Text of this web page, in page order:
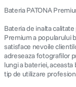
Bateria PATONA
Bateria de inalta
Premium a popularului
satisface nevoile
adreseaza fotografilor
lungi a bateriei,
tip de utilizare